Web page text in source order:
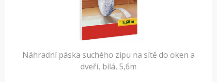
Náhradní páska suchého zipu na sítě do oken a
dveří, bílá, 5,6m